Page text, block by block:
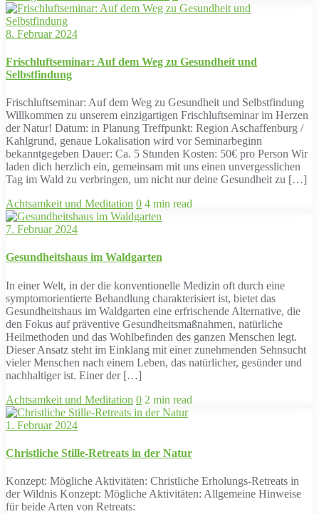
8. Februar 2024
Frischluftseminar: Auf dem Weg zu Gesundheit und
Selbstfindung
Frischluftseminar: Auf dem Weg zu Gesundheit und Selbstfindung
Willkommen zu unserem einzigartigen Frischluftseminar im Herzen
der Natur! Datum: in Planung Treffpunkt: Region Aschaffenburg /
Kahlgrund, genaue Lokalisation wird vor Seminarbeginn
bekanntgegeben Dauer: Ca. 5 Stunden Kosten: 50€ pro Person Wir
laden dich herzlich ein, gemeinsam mit uns einen unvergesslichen
Tag im Wald zu verbringen, um nicht nur deine Gesundheit zu […]
Achtsamkeit und Meditation 0 4 min read
7. Februar 2024
Gesundheitshaus im Waldgarten
In einer Welt, in der die konventionelle Medizin oft durch eine
symptomorientierte Behandlung charakterisiert ist, bietet das
Gesundheitshaus im Waldgarten eine erfrischende Alternative, die
den Fokus auf präventive Gesundheitsmaßnahmen, natürliche
Heilmethoden und das Wohlbefinden des ganzen Menschen legt.
Dieser Ansatz steht im Einklang mit einer zunehmenden Sehnsucht
vieler Menschen nach einem Leben, das natürlicher, gesünder und
nachhaltiger ist. Einer der […]
Achtsamkeit und Meditation 0 2 min read
1. Februar 2024
Christliche Stille-Retreats in der Natur
Konzept: Mögliche Aktivitäten: Christliche Erholungs-Retreats in
der Wildnis Konzept: Mögliche Aktivitäten: Allgemeine Hinweise
für beide Arten von Retreats: